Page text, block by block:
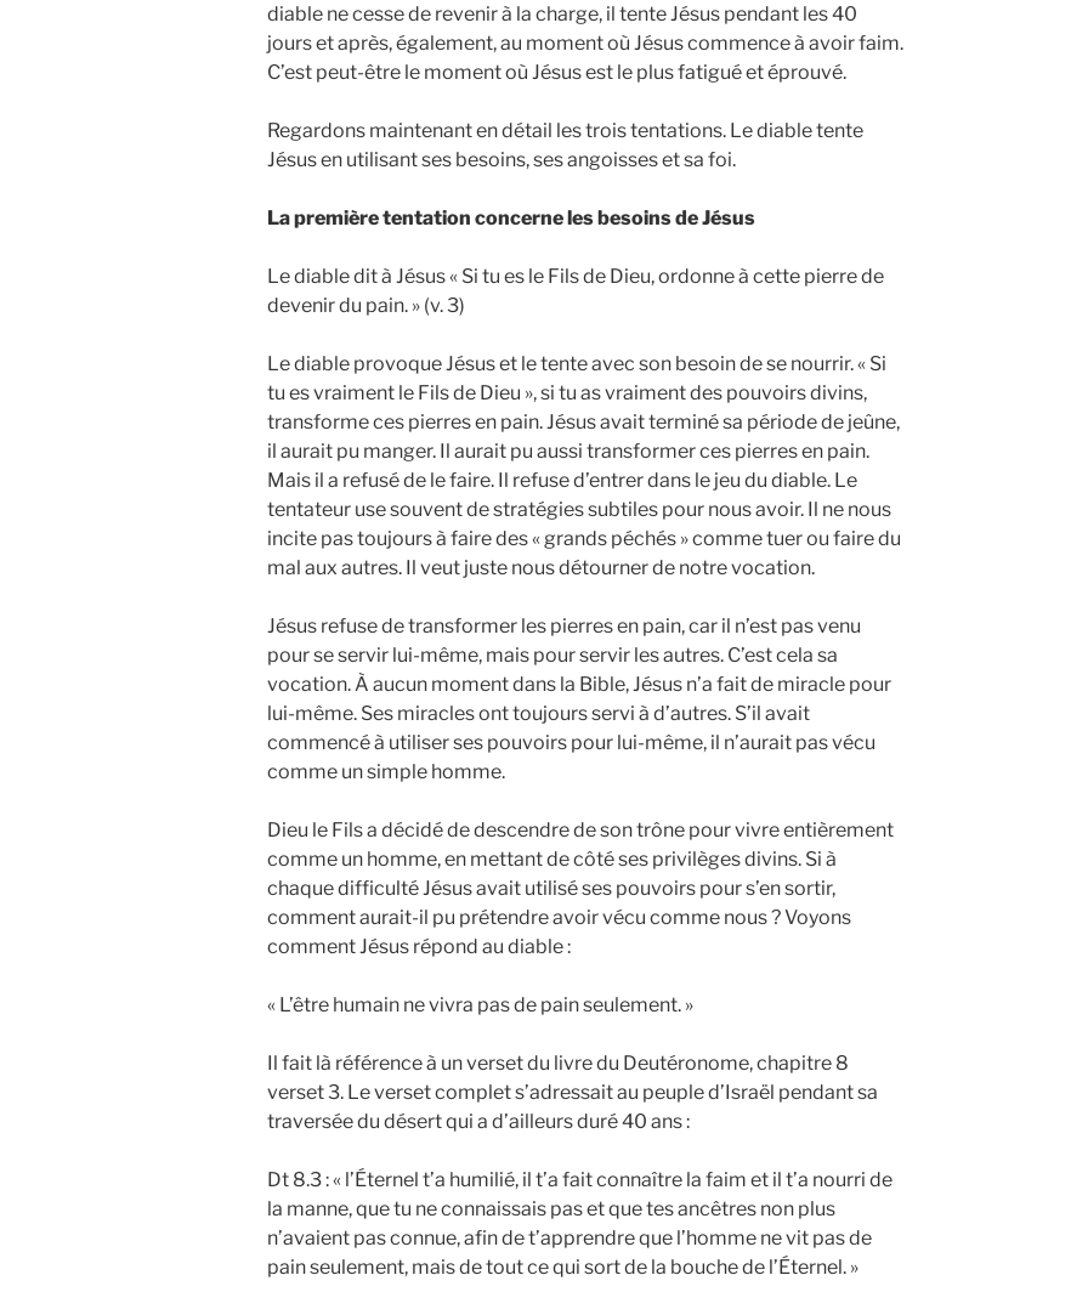
diable ne cesse de revenir à la charge, il tente Jésus pendant les 40
jours et après, également, au moment où Jésus commence à avoir faim.
C’est peut-être le moment où Jésus est le plus fatigué et éprouvé.
Regardons maintenant en détail les trois tentations. Le diable tente
Jésus en utilisant ses besoins, ses angoisses et sa foi.
La première tentation concerne les besoins de Jésus
Le diable dit à Jésus « Si tu es le Fils de Dieu, ordonne à cette pierre de
devenir du pain. » (v. 3)
Le diable provoque Jésus et le tente avec son besoin de se nourrir. « Si
tu es vraiment le Fils de Dieu », si tu as vraiment des pouvoirs divins,
transforme ces pierres en pain. Jésus avait terminé sa période de jeûne,
il aurait pu manger. Il aurait pu aussi transformer ces pierres en pain.
Mais il a refusé de le faire. Il refuse d’entrer dans le jeu du diable. Le
tentateur use souvent de stratégies subtiles pour nous avoir. Il ne nous
incite pas toujours à faire des « grands péchés » comme tuer ou faire du
mal aux autres. Il veut juste nous détourner de notre vocation.
Jésus refuse de transformer les pierres en pain, car il n’est pas venu
pour se servir lui-même, mais pour servir les autres. C’est cela sa
vocation. À aucun moment dans la Bible, Jésus n’a fait de miracle pour
lui-même. Ses miracles ont toujours servi à d’autres. S’il avait
commencé à utiliser ses pouvoirs pour lui-même, il n’aurait pas vécu
comme un simple homme.
Dieu le Fils a décidé de descendre de son trône pour vivre entièrement
comme un homme, en mettant de côté ses privilèges divins. Si à
chaque difficulté Jésus avait utilisé ses pouvoirs pour s’en sortir,
comment aurait-il pu prétendre avoir vécu comme nous ? Voyons
comment Jésus répond au diable :
« L’être humain ne vivra pas de pain seulement. »
Il fait là référence à un verset du livre du Deutéronome, chapitre 8
verset 3. Le verset complet s’adressait au peuple d’Israël pendant sa
traversée du désert qui a d’ailleurs duré 40 ans :
Dt 8.3 : « l’Éternel t’a humilié, il t’a fait connaître la faim et il t’a nourri de
la manne, que tu ne connaissais pas et que tes ancêtres non plus
n’avaient pas connue, afin de t’apprendre que l’homme ne vit pas de
pain seulement, mais de tout ce qui sort de la bouche de l’Éternel. »